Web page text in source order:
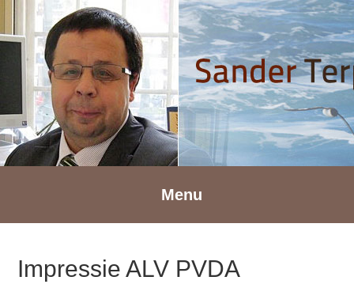
Spring
naar
hoofdnavigatie
naar
hoofd
inhoud
Spring
naar
voettekst
Menu
Impressie ALV PVDA